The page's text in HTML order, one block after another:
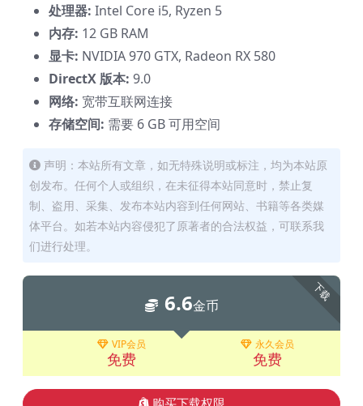
处理器: Intel Core i5, Ryzen 5
内存: 12 GB RAM
显卡: NVIDIA 970 GTX, Radeon RX 580
DirectX 版本: 9.0
网络: 宽带互联网连接
存储空间: 需要 6 GB 可用空间
声明：本站所有文章，如无特殊说明或标注，均为本站原
创发布。任何个人或组织，在未征得本站同意时，禁止复
制、盗用、采集、发布本站内容到任何网站、书籍等各类媒
体平台。如若本站内容侵犯了原著者的合法权益，可联系我
们进行处理。
下载
6.6金币
VIP会员
免费
永久会员
免费